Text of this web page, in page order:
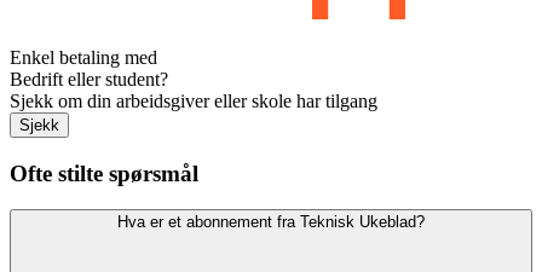
Enkel betaling med
Bedrift eller student?
Sjekk om din arbeidsgiver eller skole har tilgang
Sjekk
Ofte stilte spørsmål
Hva er et abonnement fra Teknisk Ukeblad?